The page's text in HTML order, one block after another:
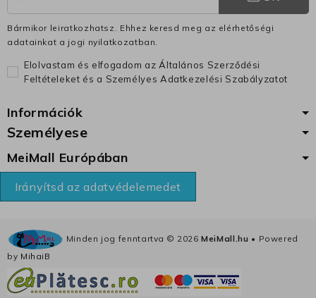
Bármikor leiratkozhatsz. Ehhez keresd meg az elérhetőségi
adatainkat a jogi nyilatkozatban.
Elolvastam és elfogadom az Általános Szerződési
Feltételeket és a Személyes Adatkezelési Szabályzatot
Információk
Személyese
MeiMall Európában
Irányítsd az adatvédelemedet
Minden jog fenntartva © 2026MeiMall.hu • Powered
by MihaiB